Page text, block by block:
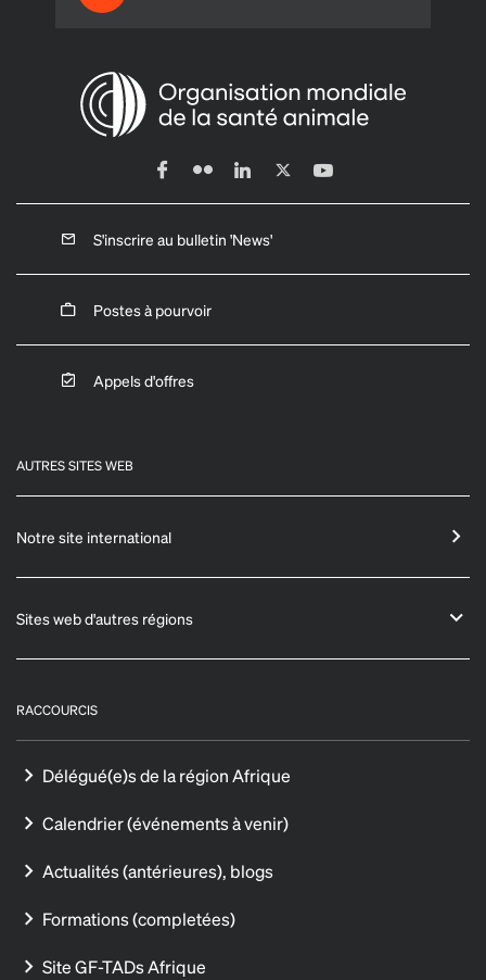
S'inscrire au bulletin 'News'
Postes à pourvoir
Appels d'offres
AUTRES SITES WEB
Notre site international
Sites web d'autres régions
RACCOURCIS
Délégué(e)s de la région Afrique
Calendrier (événements à venir)
Actualités (antérieures), blogs
Formations (completées)
Site GF-TADs Afrique